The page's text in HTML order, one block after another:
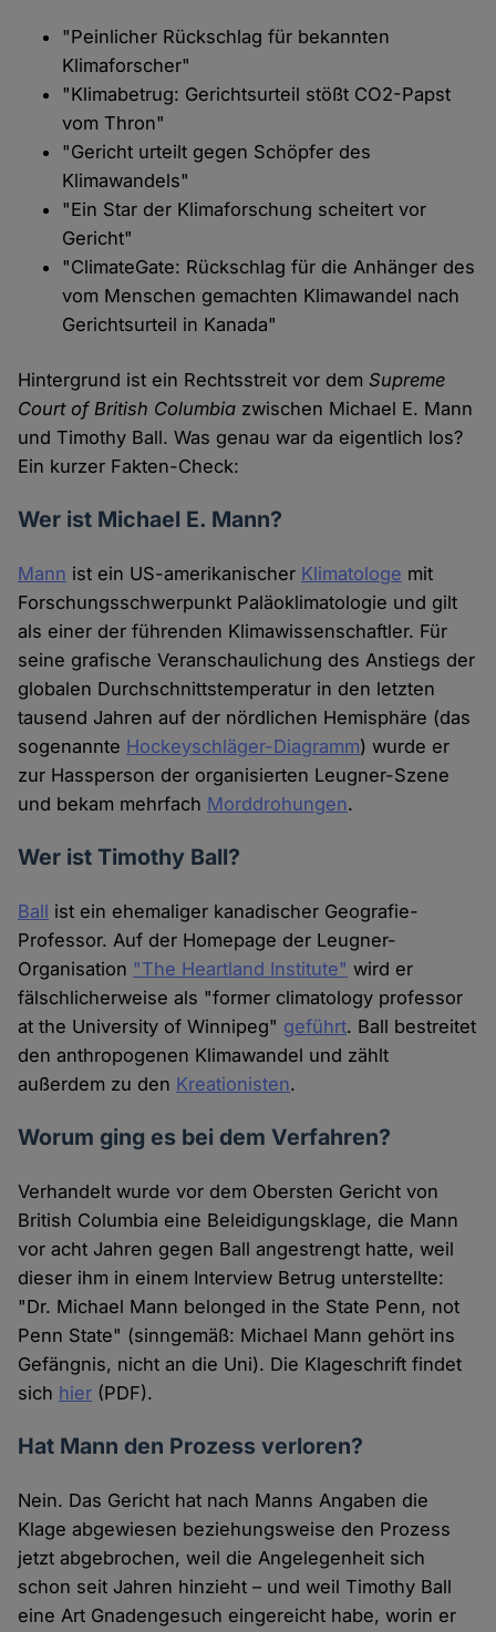
"Peinlicher Rückschlag für bekannten
Klimaforscher"
"Klimabetrug: Gerichtsurteil stößt CO2-Papst
vom Thron"
"Gericht urteilt gegen Schöpfer des
Klimawandels"
"Ein Star der Klimaforschung scheitert vor
Gericht"
"ClimateGate: Rückschlag für die Anhänger des
vom Menschen gemachten Klimawandel nach
Gerichtsurteil in Kanada"
Hintergrund ist ein Rechtsstreit vor demSupreme
Court of British Columbia zwischen Michael E. Mann
und Timothy Ball. Was genau war da eigentlich los?
Ein kurzer Fakten-Check:
Wer ist Michael E. Mann?
Mann ist ein US-amerikanischer Klimatologe mit
Forschungsschwerpunkt Paläoklimatologie und gilt
als einer der führenden Klimawissenschaftler. Für
seine grafische Veranschaulichung des Anstiegs der
globalen Durchschnittstemperatur in den letzten
tausend Jahren auf der nördlichen Hemisphäre (das
sogenannte Hockeyschläger-Diagramm) wurde er
zur Hassperson der organisierten Leugner-Szene
und bekam mehrfach Morddrohungen.
Wer ist Timothy Ball?
Ball ist ein ehemaliger kanadischer Geografie-
Professor. Auf der Homepage der Leugner-
Organisation "The Heartland Institute" wird er
fälschlicherweise als "former climatology professor
at the University of Winnipeg" geführt. Ball bestreitet
den anthropogenen Klimawandel und zählt
außerdem zu den Kreationisten.
Worum ging es bei dem Verfahren?
Verhandelt wurde vor dem Obersten Gericht von
British Columbia eine Beleidigungsklage, die Mann
vor acht Jahren gegen Ball angestrengt hatte, weil
dieser ihm in einem Interview Betrug unterstellte:
"Dr. Michael Mann belonged in the State Penn, not
Penn State" (sinngemäß: Michael Mann gehört ins
Gefängnis, nicht an die Uni). Die Klageschrift findet
sich hier (PDF).
Hat Mann den Prozess verloren?
Nein. Das Gericht hat nach Manns Angaben die
Klage abgewiesen beziehungsweise den Prozess
jetzt abgebrochen, weil die Angelegenheit sich
schon seit Jahren hinzieht – und weil Timothy Ball
eine Art Gnadengesuch eingereicht habe, worin er